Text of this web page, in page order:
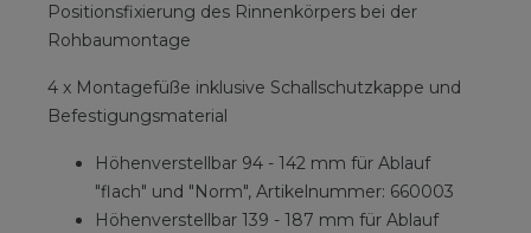
Positionsfixierung des Rinnenkörpers bei der
Rohbaumontage
4 x Montagefüße inklusive Schallschutzkappe und
Befestigungsmaterial
Höhenverstellbar 94 - 142 mm für Ablauf
"flach" und "Norm", Artikelnummer: 660003
Höhenverstellbar 139 - 187 mm für Ablauf